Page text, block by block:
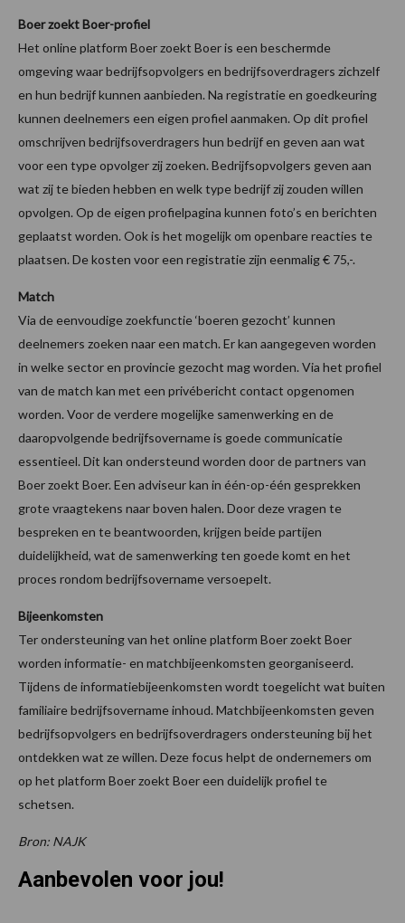
Boer zoekt Boer-profiel
Het online platform Boer zoekt Boer is een beschermde
omgeving waar bedrijfsopvolgers en bedrijfsoverdragers zichzelf
en hun bedrijf kunnen aanbieden. Na registratie en goedkeuring
kunnen deelnemers een eigen profiel aanmaken. Op dit profiel
omschrijven bedrijfsoverdragers hun bedrijf en geven aan wat
voor een type opvolger zij zoeken. Bedrijfsopvolgers geven aan
wat zij te bieden hebben en welk type bedrijf zij zouden willen
opvolgen. Op de eigen profielpagina kunnen foto’s en berichten
geplaatst worden. Ook is het mogelijk om openbare reacties te
plaatsen. De kosten voor een registratie zijn eenmalig € 75,-.
Match
Via de eenvoudige zoekfunctie ‘boeren gezocht’ kunnen
deelnemers zoeken naar een match. Er kan aangegeven worden
in welke sector en provincie gezocht mag worden. Via het profiel
van de match kan met een privébericht contact opgenomen
worden. Voor de verdere mogelijke samenwerking en de
daaropvolgende bedrijfsovername is goede communicatie
essentieel. Dit kan ondersteund worden door de partners van
Boer zoekt Boer. Een adviseur kan in één-op-één gesprekken
grote vraagtekens naar boven halen. Door deze vragen te
bespreken en te beantwoorden, krijgen beide partijen
duidelijkheid, wat de samenwerking ten goede komt en het
proces rondom bedrijfsovername versoepelt.
Bijeenkomsten
Ter ondersteuning van het online platform Boer zoekt Boer
worden informatie- en matchbijeenkomsten georganiseerd.
Tijdens de informatiebijeenkomsten wordt toegelicht wat buiten
familiaire bedrijfsovername inhoud. Matchbijeenkomsten geven
bedrijfsopvolgers en bedrijfsoverdragers ondersteuning bij het
ontdekken wat ze willen. Deze focus helpt de ondernemers om
op het platform Boer zoekt Boer een duidelijk profiel te
schetsen.
Bron: NAJK
Aanbevolen voor jou!